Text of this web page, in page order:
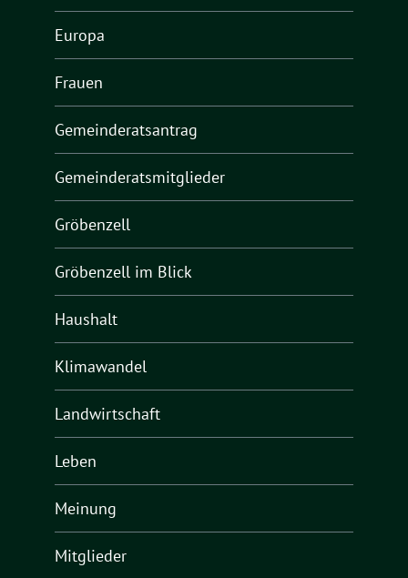
Europa
Frauen
Gemeinderatsantrag
Gemeinderatsmitglieder
Gröbenzell
Gröbenzell im Blick
Haushalt
Klimawandel
Landwirtschaft
Leben
Meinung
Mitglieder